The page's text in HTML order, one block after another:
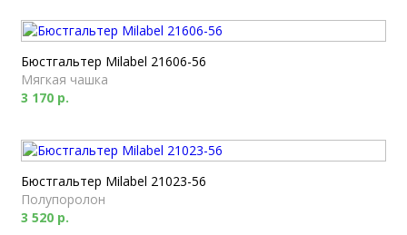
Бюстгальтер Milabel 21606-56
Мягкая чашка
3 170 р.
Бюстгальтер Milabel 21023-56
Полупоролон
3 520 р.